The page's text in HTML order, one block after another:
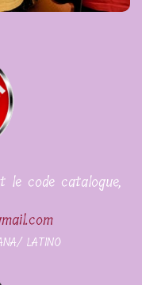
le code catalogue,
LATINO